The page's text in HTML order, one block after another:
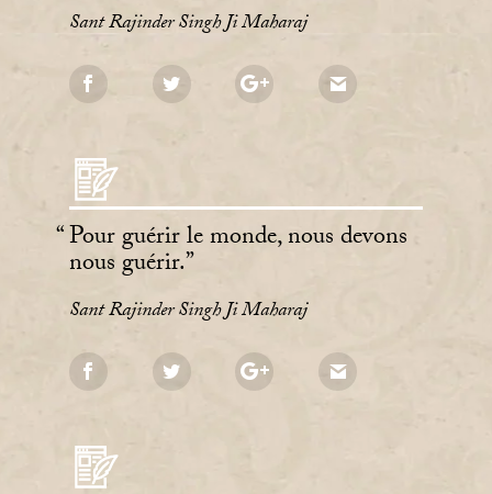
Sant Rajinder Singh Ji Maharaj
Pour guérir le monde, nous devons
nous guérir.
Sant Rajinder Singh Ji Maharaj